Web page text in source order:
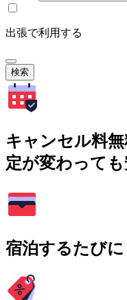
出張で利用する
検索
キャンセル料
定が変わって
宿泊するたび